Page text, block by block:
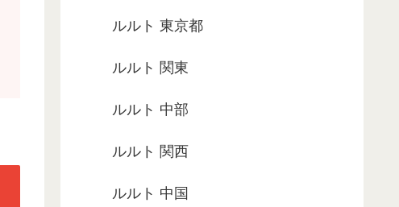
ルルト 東京都
ルルト 関東
ルルト 中部
ルルト 関西
ルルト 中国